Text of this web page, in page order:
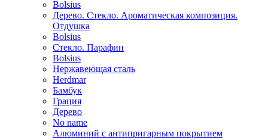
Bolsius
Дерево. Стекло. Ароматическая композиция.
Отдушка
Bolsius
Стекло. Парафин
Bolsius
Нержавеющая сталь
Herdmar
Бамбук
Грация
Дерево
No name
Алюминий с антипригарным покрытием